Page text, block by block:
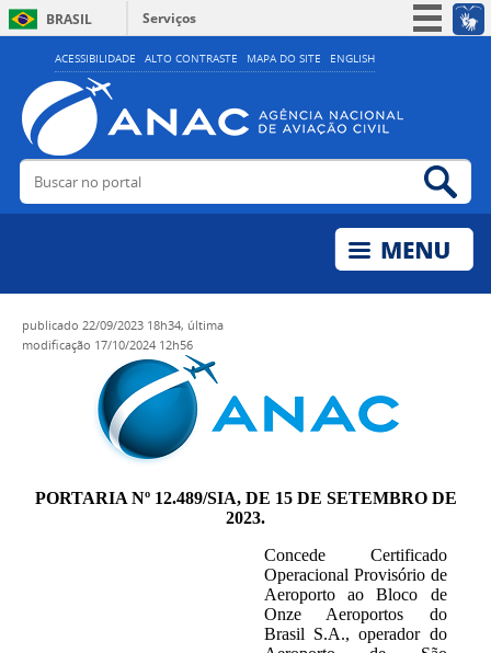
ACESSIBILIDADE ALTO CONTRASTE MAPA DO SITE ENGLISH
BRASIL
Serviços
Simplifique!
Acesso à informação
Legislação
Buscar no portal
publicado 22/09/2023 18h34, última
modificação 17/10/2024 12h56
PORTARIA Nº 12.489/SIA, DE 15 DE SETEMBRO DE
2023.
Concede Certificado
Operacional Provisório de
Aeroporto ao Bloco de
Onze Aeroportos do
Brasil S.A., operador do